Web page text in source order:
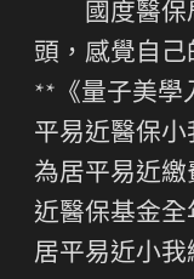
國度醫
頭，感覺自
**《量子美學
平易近醫保
為居平易近
近醫保基金
居平易近小我